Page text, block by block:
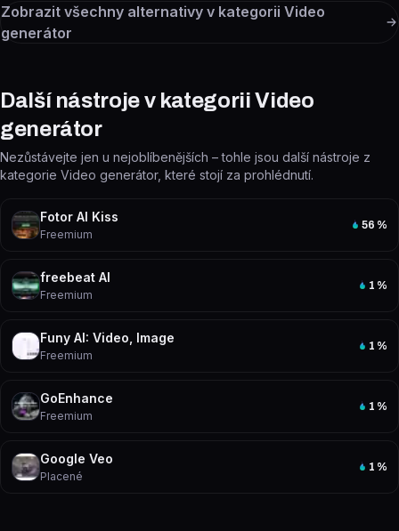
Zobrazit všechny alternativy v kategorii Video
generátor
Další nástroje v kategorii Video
generátor
Nezůstávejte jen u nejoblíbenějších – tohle jsou další nástroje z
kategorie Video generátor, které stojí za prohlédnutí.
Fotor AI Kiss
Freemium
56 %
freebeat AI
Freemium
1 %
Funy AI: Video, Image
Freemium
1 %
GoEnhance
Freemium
1 %
Google Veo
Placené
1 %